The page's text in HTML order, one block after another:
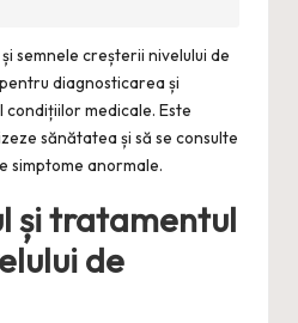
semnele creșterii nivelului de
diagnosticarea și
medicale. Este
sănătatea și să se consulte
simptome anormale.
și tratamentul
de